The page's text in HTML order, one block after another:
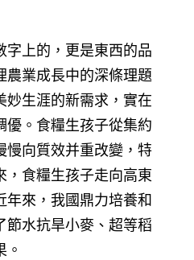
字上的，更是東西的品
農業成長中的深條理題
妙生涯的新需求，實在
優。食糧生孩子從集約
慢向質效并重改變，特
，食糧生孩子走向高東
年來，我國鼎力培養和
節水抗旱小麥、超等稻